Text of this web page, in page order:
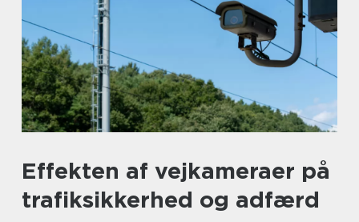
Effekten af vejkameraer på
trafiksikkerhed og adfærd